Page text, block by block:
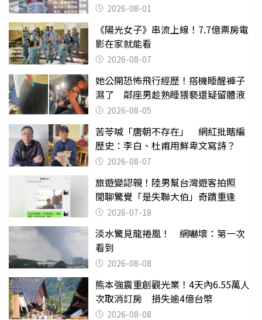
2026-08-01
《陽光女子》串流上線！7.7億票房電
影在家就能看
2026-08-07
她公開恐怖飛行經歷！搭機睡醒褲子
濕了 鄰座男趁熟睡猥褻還疑留體液
2026-08-05
苦苓喊「唐朝不存在」 網紅批瞎編
歷史：李白、杜甫用鮮卑文寫詩？
2026-08-07
旅遊變認親！陸男幫台灣遊客拍照
閒聊驚覺「是失聯大伯」奇蹟重逢
2026-07-18
淡水驚見龍捲風！ 網嚇壞：第一次
看到
2026-08-08
熊本強震重創觀光業！4天內6.55萬人
次取消訂房 損失逾4億台幣
2026-08-08